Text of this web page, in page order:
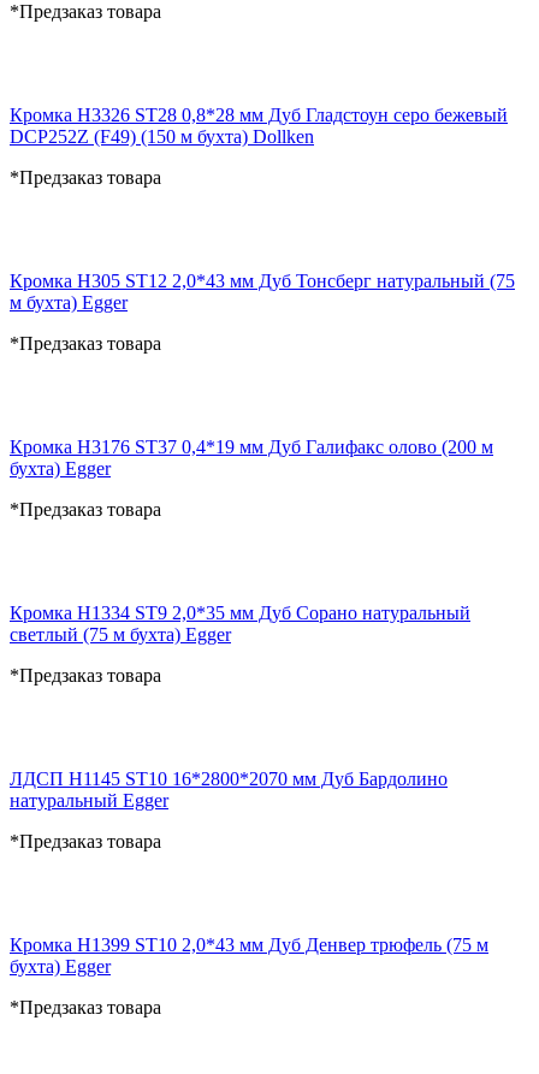
*Предзаказ товара
Кромка H3326 ST28 0,8*28 мм Дуб Гладстоун серо бежевый
DCP252Z (F49) (150 м бухта) Dollken
*Предзаказ товара
Кромка H305 ST12 2,0*43 мм Дуб Тонсберг натуральный (75
м бухта) Egger
*Предзаказ товара
Кромка H3176 ST37 0,4*19 мм Дуб Галифакс олово (200 м
бухта) Egger
*Предзаказ товара
Кромка H1334 ST9 2,0*35 мм Дуб Сорано натуральный
светлый (75 м бухта) Egger
*Предзаказ товара
ЛДСП H1145 ST10 16*2800*2070 мм Дуб Бардолино
натуральный Egger
*Предзаказ товара
Кромка H1399 ST10 2,0*43 мм Дуб Денвер трюфель (75 м
бухта) Egger
*Предзаказ товара